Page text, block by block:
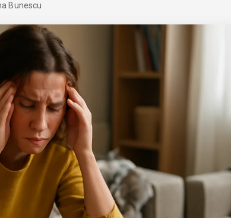
Bunescu